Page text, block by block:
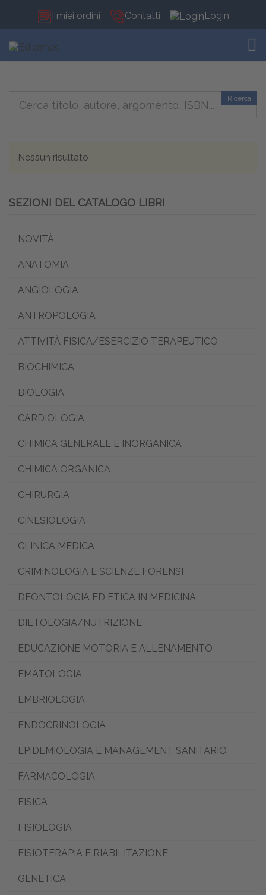
I miei ordini Contatti Login
Ricerca
Nessun risultato
SEZIONI DEL CATALOGO LIBRI
NOVITÀ
ANATOMIA
ANGIOLOGIA
ANTROPOLOGIA
ATTIVITÀ FISICA/ESERCIZIO TERAPEUTICO
BIOCHIMICA
BIOLOGIA
CARDIOLOGIA
CHIMICA GENERALE E INORGANICA
CHIMICA ORGANICA
CHIRURGIA
CINESIOLOGIA
CLINICA MEDICA
CRIMINOLOGIA E SCIENZE FORENSI
DEONTOLOGIA ED ETICA IN MEDICINA
DIETOLOGIA/NUTRIZIONE
EDUCAZIONE MOTORIA E ALLENAMENTO
EMATOLOGIA
EMBRIOLOGIA
ENDOCRINOLOGIA
EPIDEMIOLOGIA E MANAGEMENT SANITARIO
FARMACOLOGIA
FISICA
FISIOLOGIA
FISIOTERAPIA E RIABILITAZIONE
GENETICA